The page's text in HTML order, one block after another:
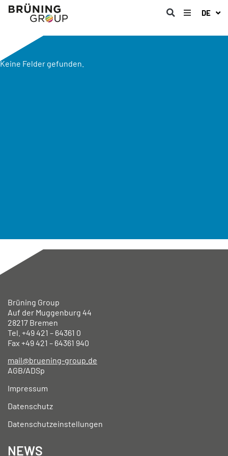
DE
Keine Felder gefunden.
Brüning Group
Auf der Muggenburg 44
28217 Bremen
Tel. +49421 – 64361 0
Fax +49421 – 64361 940
mail@bruening-group.de
AGB/ADSp
Impressum
Datenschutz
Datenschutzeinstellungen
NEWS